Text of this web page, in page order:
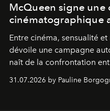
McQueen signe une
cinématographique
Entre cinéma, sensualité
dévoile une campagne
naît de la confrontation
31.07.2026 by Pauline